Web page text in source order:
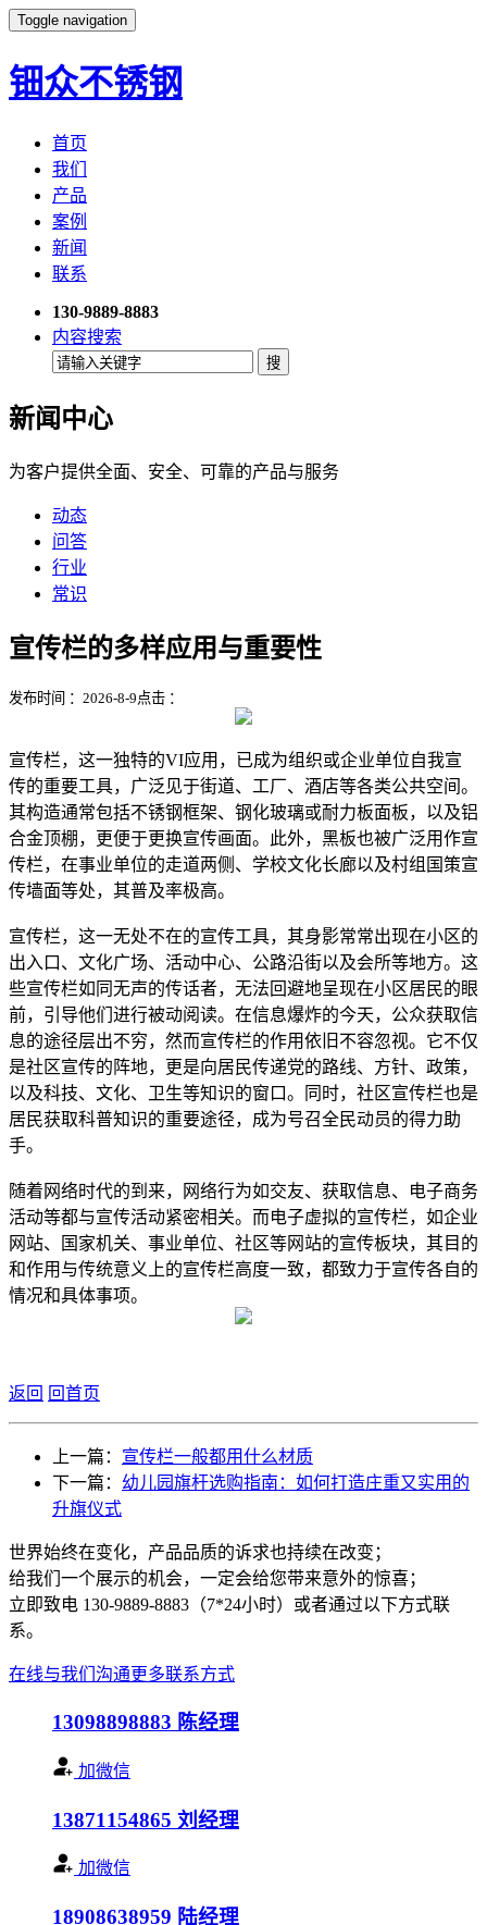
Toggle navigation
钿众不锈钢
首页
我们
产品
案例
新闻
联系
130-9889-8883
内容搜索
新闻中心
为客户提供全面、安全、可靠的产品与服务
动态
问答
行业
常识
宣传栏的多样应用与重要性
发布时间 ：2026-8-9 点击 ：
宣传栏，这一独特的VI应用，已成为组织或企业单位自我宣
传的重要工具，广泛见于街道、工厂、酒店等各类公共空间。
其构造通常包括不锈钢框架、钢化玻璃或耐力板面板，以及铝
合金顶棚，更便于更换宣传画面。此外，黑板也被广泛用作宣
传栏，在事业单位的走道两侧、学校文化长廊以及村组国策宣
传墙面等处，其普及率极高。
宣传栏，这一无处不在的宣传工具，其身影常常出现在小区的
出入口、文化广场、活动中心、公路沿街以及会所等地方。这
些宣传栏如同无声的传话者，无法回避地呈现在小区居民的眼
前，引导他们进行被动阅读。在信息爆炸的今天，公众获取信
息的途径层出不穷，然而宣传栏的作用依旧不容忽视。它不仅
是社区宣传的阵地，更是向居民传递党的路线、方针、政策，
以及科技、文化、卫生等知识的窗口。同时，社区宣传栏也是
居民获取科普知识的重要途径，成为号召全民动员的得力助
手。
随着网络时代的到来，网络行为如交友、获取信息、电子商务
活动等都与宣传活动紧密相关。而电子虚拟的宣传栏，如企业
网站、国家机关、事业单位、社区等网站的宣传板块，其目的
和作用与传统意义上的宣传栏高度一致，都致力于宣传各自的
情况和具体事项。
返回 回首页
上一篇： 宣传栏一般都用什么材质
下一篇： 幼儿园旗杆选购指南：如何打造庄重又实用的
升旗仪式
世界始终在变化，产品品质的诉求也持续在改变；
给我们一个展示的机会，一定会给您带来意外的惊喜；
立即致电 130-9889-8883（7*24小时）或者通过以下方式联
系。
在线与我们沟通更多联系方式
13098898883 陈经理
加微信
13871154865 刘经理
加微信
18908638959 陆经理